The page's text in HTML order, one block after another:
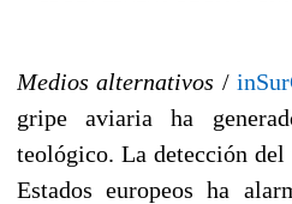
Medios alternativos /
gripe aviaria ha
teológico. La detección
Estados europeos ha